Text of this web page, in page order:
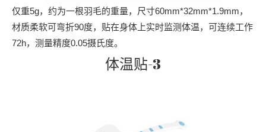
仅重5g，约为一根羽毛的重量，尺寸60mm*32mm*1.9mm，
材质柔软可弯折90度，贴在身体上实时监测体温，可连续工作
72h，测量精度0.05摄氏度。
体温贴-3